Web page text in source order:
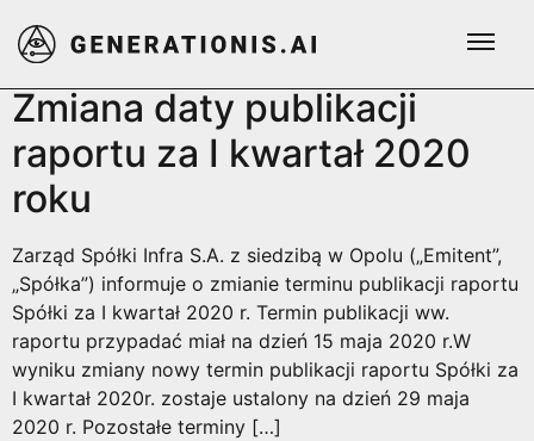
Dzień:2020-05-13
Zmiana daty publikacji
raportu za I kwartał 2020
roku
Zarząd Spółki Infra S.A. z siedzibą w Opolu („Emitent”,
„Spółka”) informuje o zmianie terminu publikacji raportu
Spółki za I kwartał 2020 r. Termin publikacji ww.
raportu przypadać miał na dzień 15 maja 2020 r.W
wyniku zmiany nowy termin publikacji raportu Spółki za
I kwartał 2020r. zostaje ustalony na dzień 29 maja
2020 r. Pozostałe terminy […]